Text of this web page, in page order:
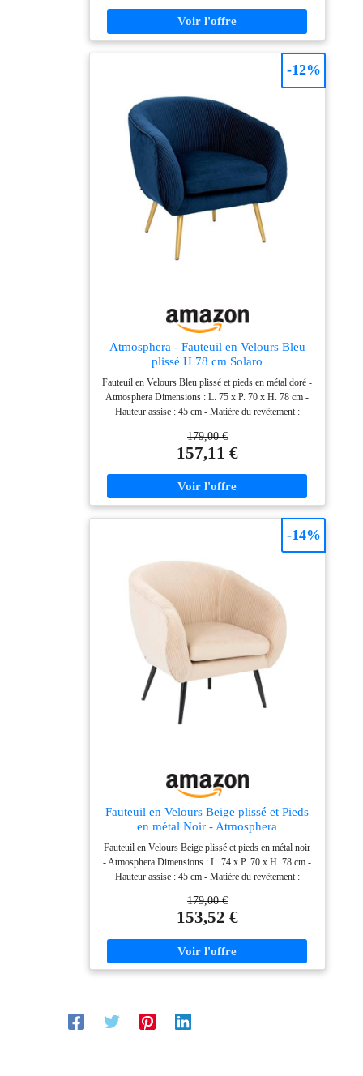
-
Atmosphera - Fauteuil en Velours Bleu
plissé H 78 cm Solaro
Fauteuil en Velours Bleu plissé et pieds en métal doré -
Atmosphera Dimensions : L. 75 x P. 70 x H. 78 cm -
Hauteur assise : 45 cm - Matière du revêtement :
Pin et Bois panneau de contreplaqué - Matière des
pieds : Fer - Matière du rembourrage : Mousse
-
179,00 €
157,11 €
-12%
Fauteuil en Velours Beige plissé et Pieds
en métal Noir - Atmosphera
Fauteuil en Velours Beige plissé et pieds en métal noir
- Atmosphera Dimensions : L. 74 x P. 70 x H. 78 cm -
Hauteur assise : 45 cm - Matière du revêtement :
Pin et Bois panneau de contreplaqué - Matière des
pieds : Fer - Matière du rembourrage : Mousse
-
179,00 €
153,52 €
-14%